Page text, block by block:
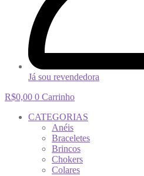
Já sou revendedora
R$0,00 0 Carrinho
CATEGORIAS
Anéis
Braceletes
Brincos
Chokers
Colares